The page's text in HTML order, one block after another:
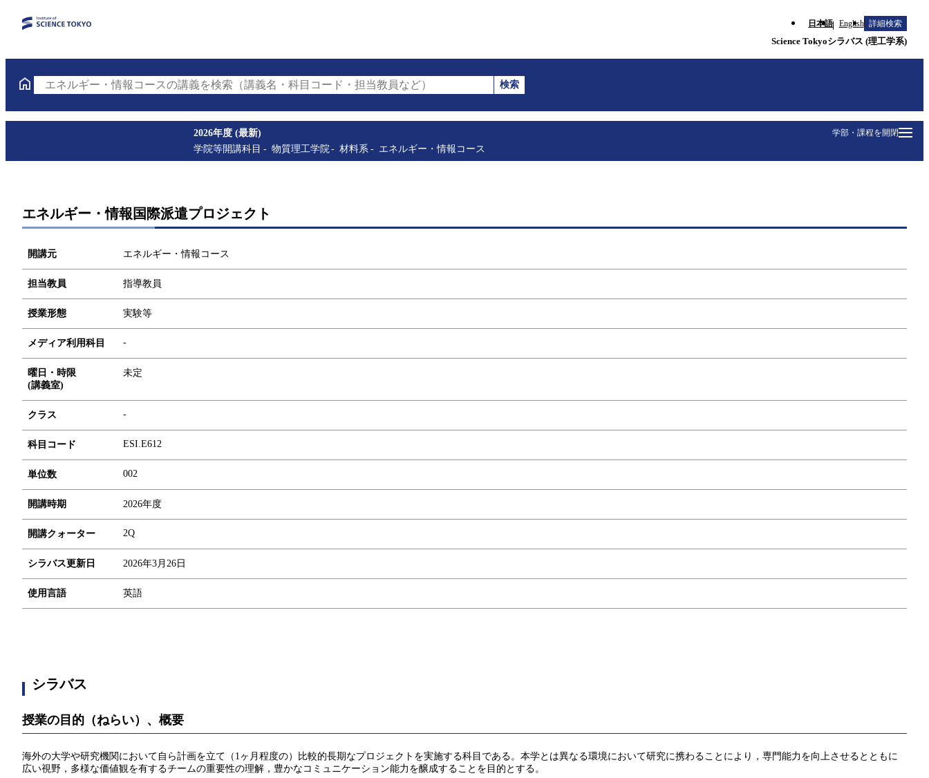
日本語 English 詳細検索
Science Tokyoシラバス (理工学系)
エネルギー・情報コースの講義を検索（講義名・科目コード・担当教員など）
検索
学部・課程を開閉
2026年度 (最新)
学院等開講科目
物質理工学院 材料系 エネルギー・情報コース
エネルギー・情報国際派遣プロジェクト
開講元 エネルギー・情報コース
担当教員 指導教員
授業形態 実験等
メディア利用科目 -
曜日・時限
(講義室)
未定
クラス -
科目コード ESI.E612
単位数 002
開講時期 2026年度
開講クォーター 2Q
シラバス更新日 2026年3月26日
使用言語 英語
シラバス
授業の目的（ねらい）、概要
海外の大学や研究機関において自ら計画を立て（1ヶ月程度の）比較的長期なプロジェクトを実施する科目である。本学とは異なる環境において研究に携わることにより，専門能力を向上させるとともに
広い視野，多様な価値観を有するチームの重要性の理解，豊かなコミュニケーション能力を醸成することを目的とする。